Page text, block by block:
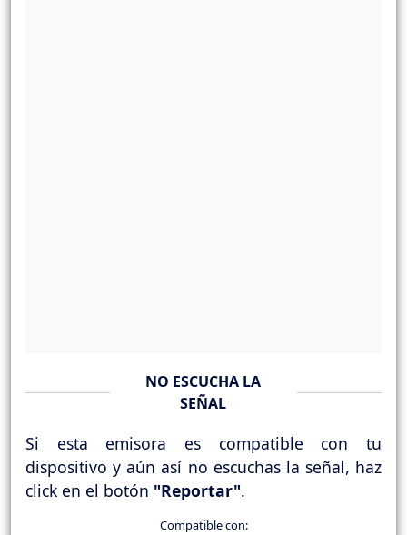
NO ESCUCHA LA
SEÑAL
Si esta emisora es compatible con tu
dispositivo y aún así no escuchas la señal, haz
click en el botón "Reportar".
Compatible con: